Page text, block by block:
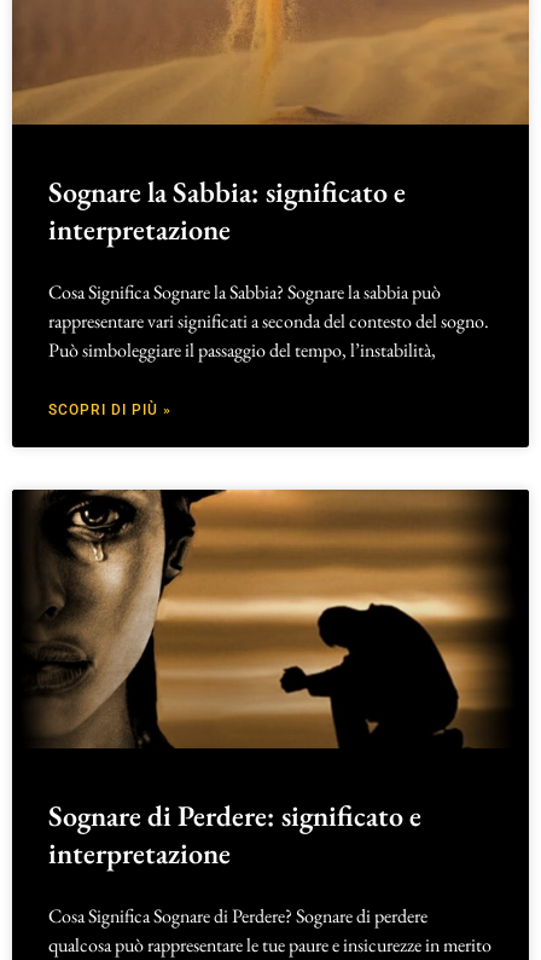
Sognare la Sabbia: significato e
interpretazione
Cosa Significa Sognare la Sabbia? Sognare la sabbia può
rappresentare vari significati a seconda del contesto del sogno.
Può simboleggiare il passaggio del tempo, l’instabilità,
SCOPRI DI PIÙ »
Sognare di Perdere: significato e
interpretazione
Cosa Significa Sognare di Perdere? Sognare di perdere
qualcosa può rappresentare le tue paure e insicurezze in merito